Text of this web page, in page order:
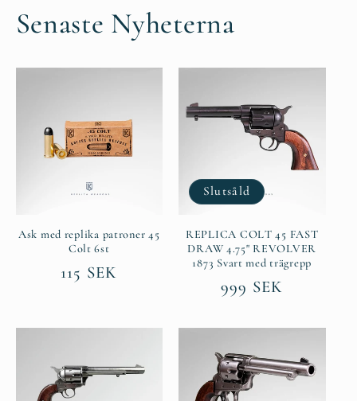
Senaste Nyheterna
Ask med replika patroner 45
Colt 6st
Ordinarie
115 SEK
Slutsåld
REPLICA COLT 45 FAST
DRAW 4.75" REVOLVER
1873 Svart med trägrepp
Ordinarie
999 SEK